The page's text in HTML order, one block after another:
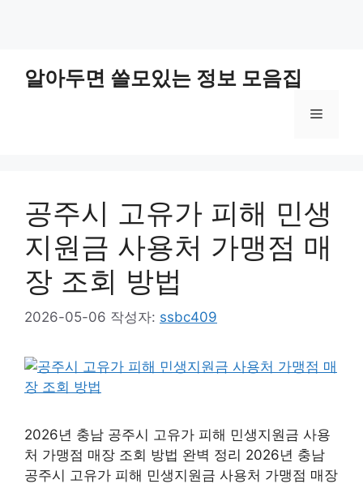
알아두면 쓸모있는 정보 모음집
메
공주시 고유가 피해 민생
지원금 사용처 가맹점 매
장 조회 방법
2026-05-06 작성자: ssbc409
2026년 충남 공주시 고유가 피해 민생지원금 사용
처 가맹점 매장 조회 방법 완벽 정리 2026년 충남
공주시 고유가 피해 민생지원금 사용처 가맹점 매장